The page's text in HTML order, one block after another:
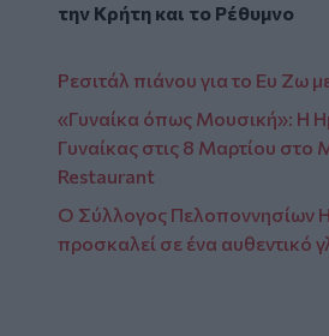
την Κρήτη και το Ρέθυμνο
Ρεσιτάλ πιάνου για το Ευ Ζω
«Γυναίκα όπως Μουσική»: Η
Γυναίκας στις 8 Μαρτίου στο
Restaurant
Ο Σύλλογος Πελοποννησίων
προσκαλεί σε ένα αυθεντικό